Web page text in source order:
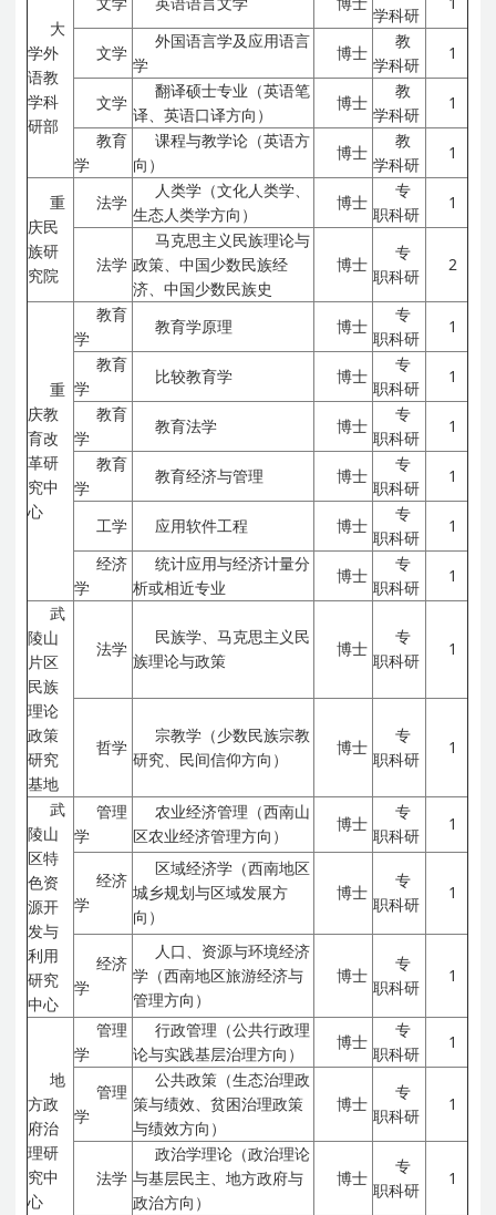
大
学外
语教
学科
研部
学科研
文学
外国语言学及应用语言
学
博士
教
学科研
1
文学
翻译硕士专业（英语笔
译、英语口译方向）
博士
教
学科研
1
教育
学
课程与教学论（英语方
向）
博士
教
学科研
1
重
庆民
族研
究院
法学
人类学（文化人类学、
生态人类学方向）
博士
专
职科研
1
法学
马克思主义民族理论与
政策、中国少数民族经
济、中国少数民族史
博士
专
职科研
2
重
庆教
育改
革研
究中
心
教育
学
教育学原理 博士
专
职科研
1
教育
学
比较教育学 博士
专
职科研
1
教育
学
教育法学 博士
专
职科研
1
教育
学
教育经济与管理 博士
专
职科研
1
工学 应用软件工程 博士
专
职科研
1
经济
学
统计应用与经济计量分
析或相近专业
博士
专
职科研
1
武
陵山
片区
民族
理论
政策
研究
基地
法学
民族学、马克思主义民
族理论与政策
博士
专
职科研
1
哲学
宗教学（少数民族宗教
研究、民间信仰方向）
博士
专
职科研
1
武
陵山
区特
色资
源开
发与
利用
研究
中心
管理
学
农业经济管理（西南山
区农业经济管理方向）
博士
专
职科研
1
经济
学
区域经济学（西南地区
城乡规划与区域发展方
向）
博士
专
职科研
1
经济
学
人口、资源与环境经济
学（西南地区旅游经济与
管理方向）
博士
专
职科研
1
地
方政
府治
理研
究中
心
管理
学
行政管理（公共行政理
论与实践基层治理方向）
博士
专
职科研
1
管理
学
公共政策（生态治理政
策与绩效、贫困治理政策
与绩效方向）
博士
专
职科研
1
法学
政治学理论（政治理论
与基层民主、地方政府与
政治方向）
博士
专
职科研
1